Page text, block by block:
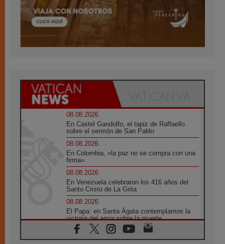
08.08.2026
En Castel Gandolfo, el tapiz de Raffaello
sobre el sermón de San Pablo
08.08.2026
En Colombia, «la paz no se compra con una
firma»
08.08.2026
En Venezuela celebraron los 416 años del
Santo Cristo de La Grita
08.08.2026
El Papa: en Santa Ágata contemplamos la
victoria del amor sobre la muerte
08.08.2026
León XIV visitará el Santuario de la Madre